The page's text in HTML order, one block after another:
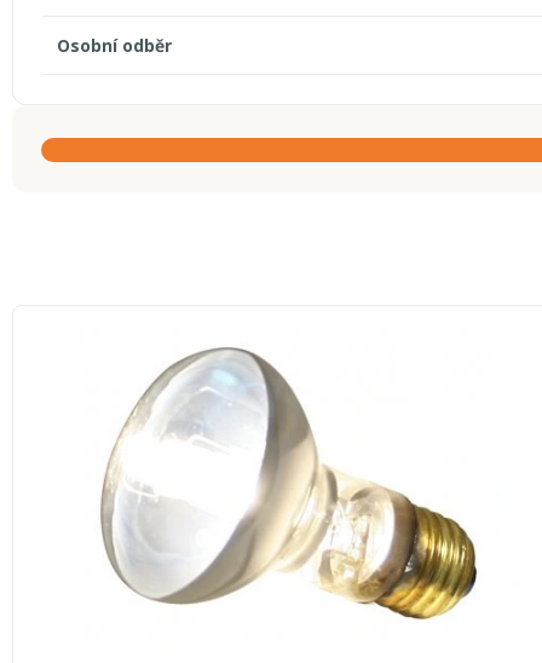
Osobní odběr